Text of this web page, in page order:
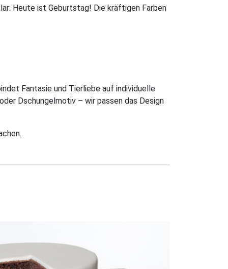
Heute ist Geburtstag! Die kräftigen Farben
Fantasie und Tierliebe auf individuelle
Dschungelmotiv – wir passen das Design